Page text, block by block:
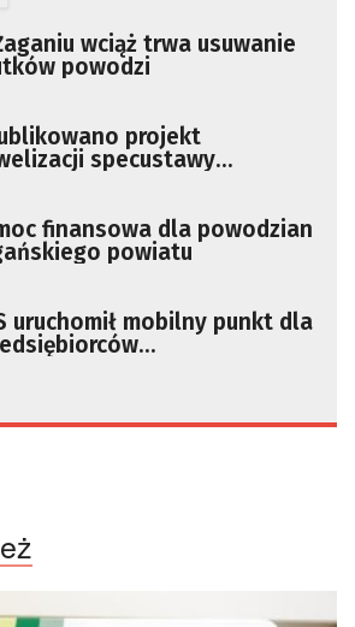
wciąż trwa usuwanie
powodzi
projekt
specustawy
finansowa dla powodzian
powiatu
uruchomił mobilny punkt dla